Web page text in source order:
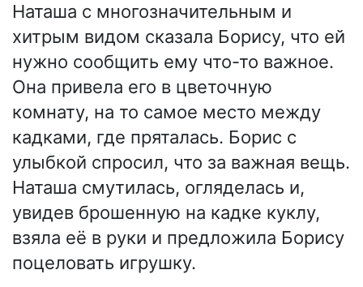
Наташа с многозначительным и
хитрым видом сказала Борису, что ей
нужно сообщить ему что-то важное.
Она привела его в цветочную
комнату, на то самое место между
кадками, где пряталась. Борис с
улыбкой спросил, что за важная вещь.
Наташа смутилась, огляделась и,
увидев брошенную на кадке куклу,
взяла её в руки и предложила Борису
поцеловать игрушку.